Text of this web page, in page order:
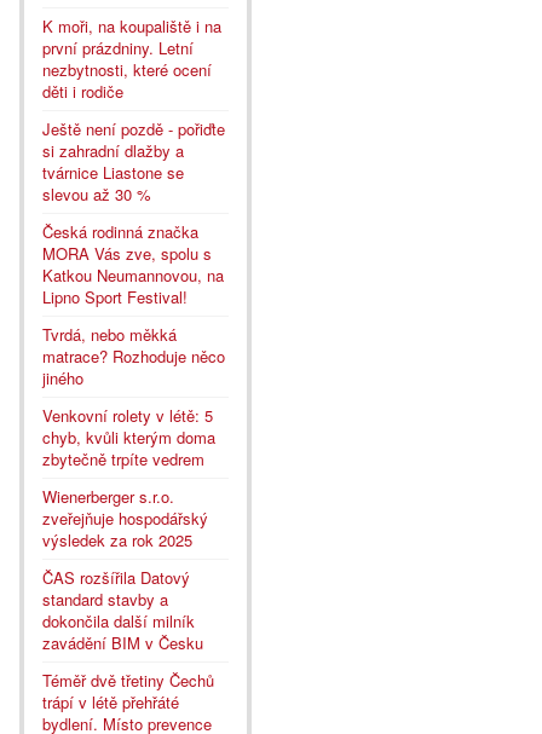
K moři, na koupaliště i na
první prázdniny. Letní
nezbytnosti, které ocení
děti i rodiče
Ještě není pozdě - pořiďte
si zahradní dlažby a
tvárnice Liastone se
slevou až 30 %
Česká rodinná značka
MORA Vás zve, spolu s
Katkou Neumannovou, na
Lipno Sport Festival!
Tvrdá, nebo měkká
matrace? Rozhoduje něco
jiného
Venkovní rolety v létě: 5
chyb, kvůli kterým doma
zbytečně trpíte vedrem
Wienerberger s.r.o.
zveřejňuje hospodářský
výsledek za rok 2025
ČAS rozšířila Datový
standard stavby a
dokončila další milník
zavádění BIM v Česku
Téměř dvě třetiny Čechů
trápí v létě přehřáté
bydlení. Místo prevence